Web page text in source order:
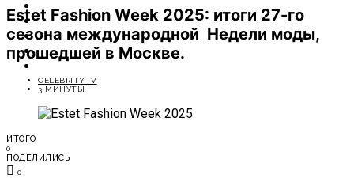
КРАСОТА
МОДА
ЛИЧНОСТЬ
ОТДЫХ
Estet Fashion Week 2025: итоги 27-го
сезона международной Недели моды,
прошедшей в Москве.
CELEBRITYTV
3 МИНУТЫ
ИТОГО
0
ПОДЕЛИЛИСЬ
0